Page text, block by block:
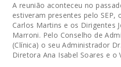
A reunião aconteceu no
estiveram presentes pelo SEP,
Carlos Martins e os Dirigentes
Marroni. Pelo Conselho de
(Clínica) o seu Administrador
Diretora Ana Isabel Soares e o